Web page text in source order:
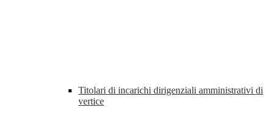
Titolari di incarichi dirigenziali amministrativi di
vertice